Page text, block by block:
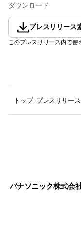
ダウンロード
プレスリリース
このプレスリリース内で
トップ プレスリリース
パナソニック株式会